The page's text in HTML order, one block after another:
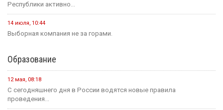
Республики активно...
14 июля, 10:44
Выборная компания не за горами.
Образование
12 мая, 08:18
С сегодняшнего дня в России водятся новые правила
проведения...